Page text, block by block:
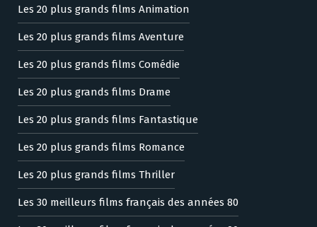
Les 20 plus grands films Animation
Les 20 plus grands films Aventure
Les 20 plus grands films Comédie
Les 20 plus grands films Drame
Les 20 plus grands films Fantastique
Les 20 plus grands films Romance
Les 20 plus grands films Thriller
Les 30 meilleurs films français des années 80